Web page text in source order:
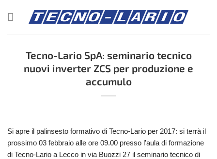
Tecno-Lario SpA: seminario tecnico
nuovi inverter ZCS per produzione e
accumulo
Si apre il palinsesto formativo di Tecno-Lario per 2017: si terrà il
prossimo 03 febbraio alle ore 09.00 presso l’aula di formazione
di Tecno-Lario a Lecco in via Buozzi 27 il seminario tecnico di